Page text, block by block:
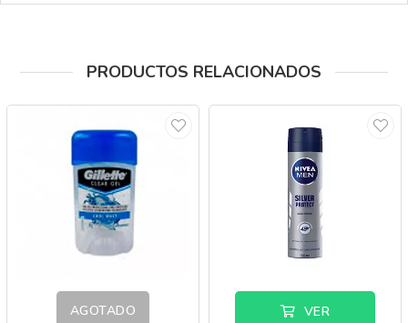
PRODUCTOS RELACIONADOS
AGOTADO VER